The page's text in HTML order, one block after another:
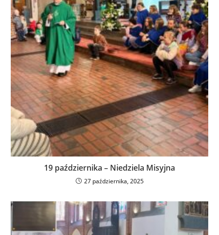
19 października – Niedziela Misyjna
27 października, 2025